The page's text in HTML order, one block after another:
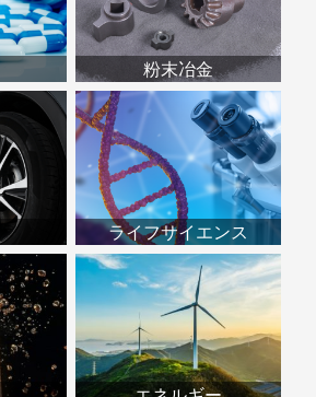
粉末冶金
ライフサイエンス